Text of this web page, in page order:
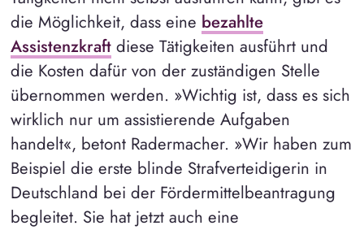
die Möglichkeit, dass eine bezahlte
Assistenzkraftdiese Tätigkeiten ausführt und
die Kosten dafür von der zuständigen Stelle
übernommen werden. »Wichtig ist, dass es sich
wirklich nur um assistierende Aufgaben
handelt«, betont Radermacher. »Wir haben zum
Beispiel die erste blinde Strafverteidigerin in
Deutschland bei der Fördermittelbeantragung
begleitet. Sie hat jetzt auch eine